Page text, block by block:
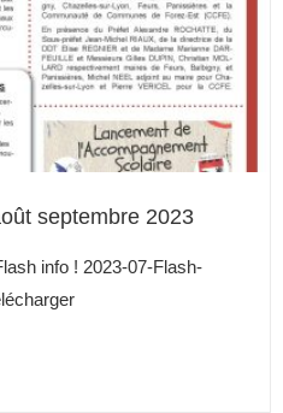
septembre 2023
info ! 2023-07-Flash-